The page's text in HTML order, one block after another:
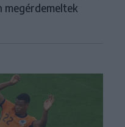
megérdemeltek